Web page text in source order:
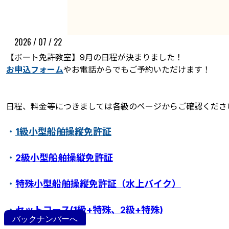
ボート免許教室
特定操縦免許
2026 / 07 / 22
【ボート免許教室】9月の日程が決まりました！
お申込フォームやお電話からでもご予約いただけます！
日程、料金等につきましては各級のページからご確認くださ
・ 1級小型船舶操縦免許証
・ 2級小型船舶操縦免許証
・ 特殊小型船舶操縦免許証（水上バイク）
・セットコース(1級+特殊、2級+特殊)
バックナンバーへ